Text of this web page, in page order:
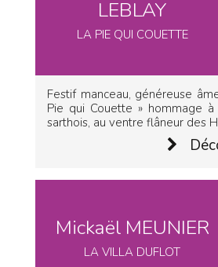
LEBLAY
LA PIE QUI COUETTE
Festif manceau, généreuse
Pie qui Couette » hommage
sarthois, au ventre flâneur des
Mickaël MEUNIER
LA VILLA DUFLOT